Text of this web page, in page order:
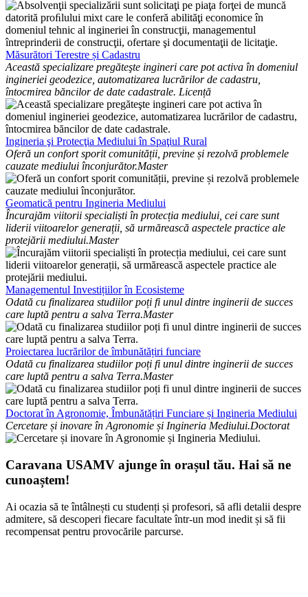
Măsurători Terestre și Cadastru
Această specializare pregăteşte ingineri care pot activa în domeniul
ingineriei geodezice, automatizarea lucrărilor de cadastru,
întocmirea băncilor de date cadastrale. Licență
Ingineria şi Protecţia Mediului în Spaţiul Rural
Oferă un confort sporit comunității, previne și rezolvă problemele
cauzate mediului înconjurător.Master
Geomatică pentru Ingineria Mediului
Încurajăm viitorii specialiști în protecția mediului, cei care sunt
liderii viitoarelor generații, să urmărească aspectele practice ale
protejării mediului.Master
Managementul Investițiilor în Ecosisteme
Odată cu finalizarea studiilor poți fi unul dintre inginerii de succes
care luptă pentru a salva Terra.Master
Proiectarea lucrărilor de îmbunătățiri funciare
Odată cu finalizarea studiilor poți fi unul dintre inginerii de succes
care luptă pentru a salva Terra.Master
Doctorat în Agronomie, Îmbunătățiri Funciare și Ingineria Mediului
Cercetare și inovare în Agronomie și Ingineria Mediului.Doctorat
Caravana USAMV ajunge în orașul tău. Hai să ne
cunoaștem!
Ai ocazia să te întâlnești cu studenți și profesori, să afli detalii despre
admitere, să descoperi fiecare facultate într-un mod inedit și să fii
recompensat pentru provocările parcurse.